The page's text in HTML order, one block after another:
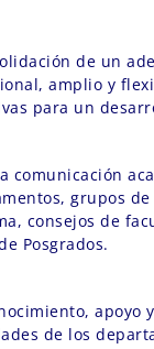
de un
amplio y
para un
comunicación
grupos
consejos de
Posgrados.
apoyo
de los